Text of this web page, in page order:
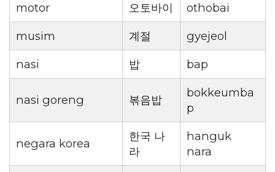
motor
오토바이
othobai
musim
계절
gyejeol
nasi
밥 bap
nasi goreng 볶음밥
bokkeumba
p
negara korea
한국 나
라
hanguk
nara